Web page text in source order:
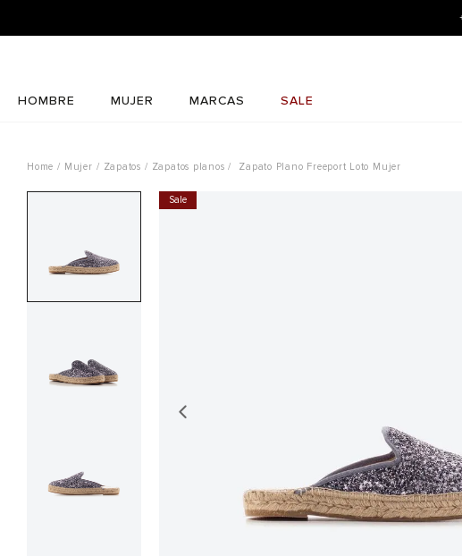
HOMBRE MUJER MARCAS SALE
Mujer Zapatos Zapatos planos Zapato Plano Freeport Loto Mujer
Sale